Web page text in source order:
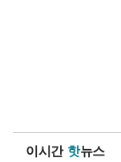
이시간 핫뉴스